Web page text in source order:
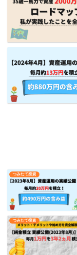
つみたて投資
つみたて投資